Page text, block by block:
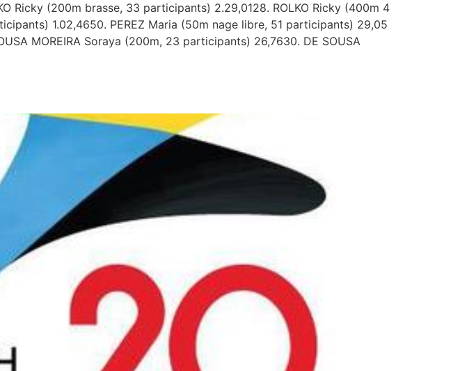
Ricky (200m brasse, 33 participants) 2.29,0128. ROLKO Ricky (400m 4
1.02,4650. PEREZ Maria (50m nage libre, 51 participants) 29,05
MOREIRA Soraya (200m, 23 participants) 26,7630. DE SOUSA